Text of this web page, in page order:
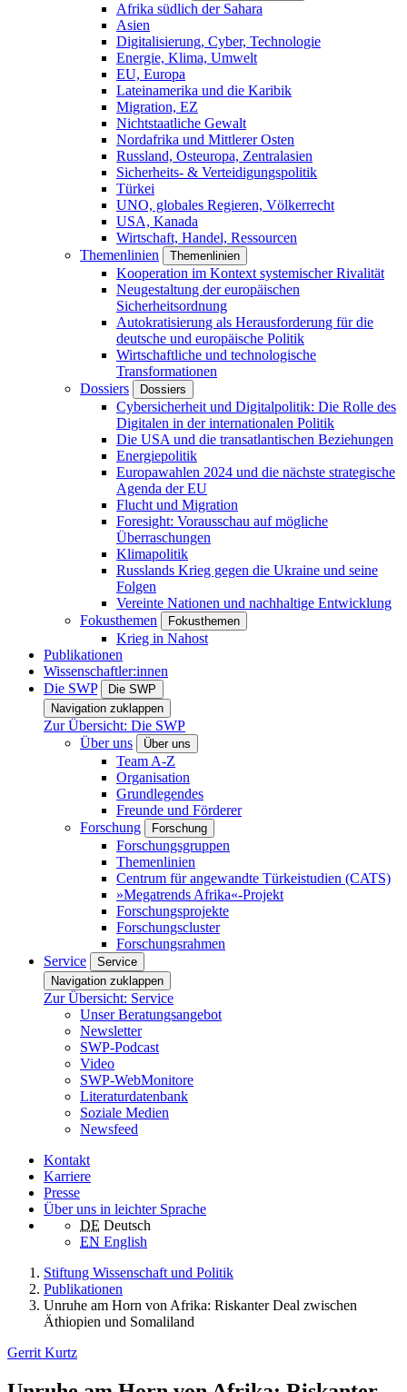
Afrika südlich der Sahara
Asien
Digitalisierung, Cyber, Technologie
Energie, Klima, Umwelt
EU, Europa
Lateinamerika und die Karibik
Migration, EZ
Nichtstaatliche Gewalt
Nordafrika und Mittlerer Osten
Russland, Osteuropa, Zentralasien
Sicherheits- & Verteidigungspolitik
Türkei
UNO, globales Regieren, Völkerrecht
USA, Kanada
Wirtschaft, Handel, Ressourcen
Themenlinien
Themenlinien
Kooperation im Kontext systemischer Rivalität
Neugestaltung der europäischen
Sicherheitsordnung
Autokratisierung als Herausforderung für die
deutsche und europäische Politik
Wirtschaftliche und technologische
Transformationen
Dossiers
Dossiers
Cybersicherheit und Digitalpolitik: Die Rolle des
Digitalen in der internationalen Politik
Die USA und die transatlantischen Beziehungen
Energiepolitik
Europawahlen 2024 und die nächste strategische
Agenda der EU
Flucht und Migration
Foresight: Vorausschau auf mögliche
Überraschungen
Klimapolitik
Russlands Krieg gegen die Ukraine und seine
Folgen
Vereinte Nationen und nachhaltige Entwicklung
Fokusthemen
Fokusthemen
Krieg in Nahost
Publikationen
Wissenschaftler:innen
Die SWP
Die SWP
Navigation zuklappen
Zur Übersicht: Die SWP
Über uns
Über uns
Team A-Z
Organisation
Grundlegendes
Freunde und Förderer
Forschung
Forschung
Forschungsgruppen
Themenlinien
Centrum für angewandte Türkeistudien (CATS)
»Megatrends Afrika«-Projekt
Forschungsprojekte
Forschungscluster
Forschungsrahmen
Service
Service
Navigation zuklappen
Zur Übersicht: Service
Unser Beratungsangebot
Newsletter
SWP-Podcast
Video
SWP-WebMonitore
Literaturdatenbank
Soziale Medien
Newsfeed
Kontakt
Karriere
Presse
Über uns in leichter Sprache
DE Deutsch
EN English
Stiftung Wissenschaft und Politik
Publikationen
Unruhe am Horn von Afrika: Riskanter Deal zwischen
Äthiopien und Somaliland
Gerrit Kurtz